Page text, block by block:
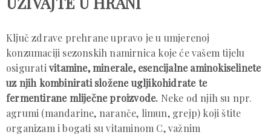
Ključ zdrave prehrane upravo je u umjerenoj
konzumaciji sezonskih namirnica koje će vašem tijelu
osigurati vitamine, minerale, esencijalne aminokiselinete
uz njih kombinirati složene ugljikohidrate te
fermentirane mliječne proizvode. Neke od njih su npr.
agrumi (mandarine, naranče, limun, grejp) koji štite
organizam i bogati su vitaminom C, važnim